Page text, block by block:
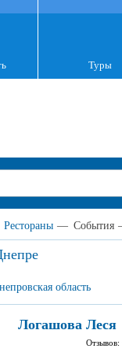
Туры
Рестораны — События
область
Логашова Леся
Отзывов: